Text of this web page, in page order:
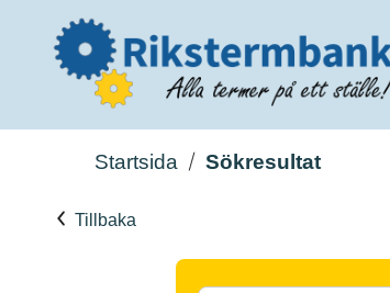
Startsida Sökresultat
Tillbaka